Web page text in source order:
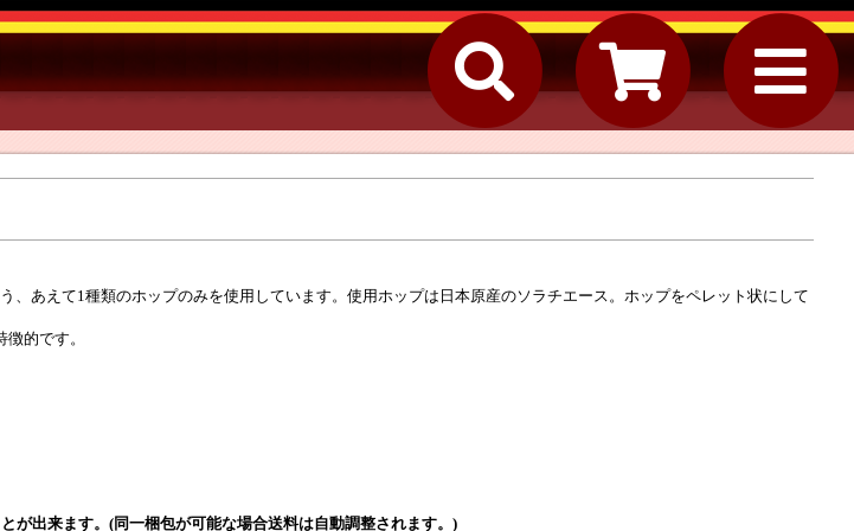
、あえて1種類のホップのみを使用しています。使用ホップは日本原産のソラチエース。ホップをペレット状にして
的です。
が出来ます。(同一梱包が可能な場合送料は自動調整されます。)